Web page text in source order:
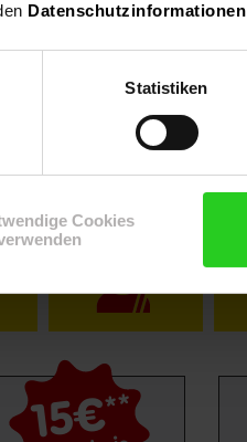
Datenschutzinformationen
Statistiken
Cookies
15€**